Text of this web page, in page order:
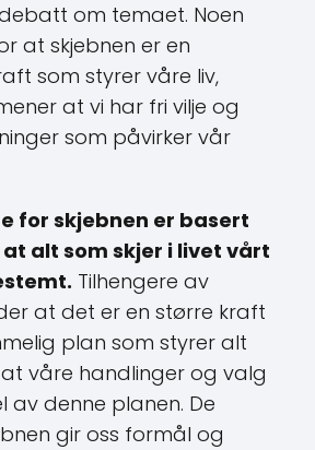
om temaet. Noen
at skjebnen er en
som styrer våre liv,
at vi har fri vilje og
som påvirker vår
for skjebnen er basert
alt som skjer i livet vårt
Tilhengere av
at det er en større kraft
plan som styrer alt
våre handlinger og valg
av denne planen. De
gir oss formål og